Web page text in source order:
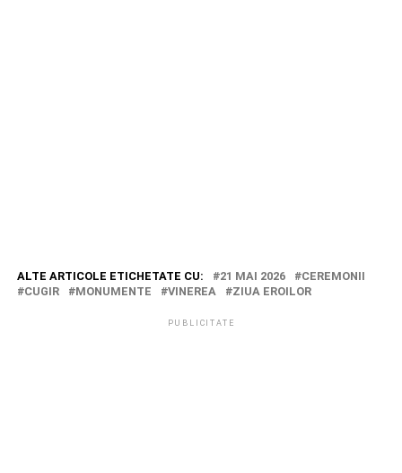
ALTE ARTICOLE ETICHETATE CU: 21 MAI 2026
CEREMONII
CUGIR
MONUMENTE VINEREA ZIUA EROILOR
PUBLICITATE